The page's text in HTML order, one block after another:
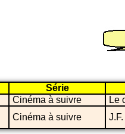
Série
Cinéma à suivre
Le
Cinéma à suivre